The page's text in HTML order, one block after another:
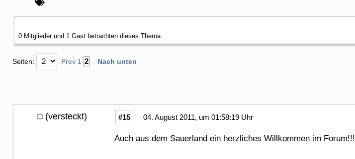
0 Mitglieder und 1 Gast betrachten dieses Thema.
Seiten: Prev 1 2 Nach unten
(versteckt) #15 04. August 2011, um 01:58:19 Uhr
Auch aus dem Sauerland ein herzliches Willkommen im Forum!!!